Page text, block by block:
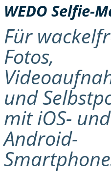
WEDO Selfie-
Für
Fotos,
und
mit iOS- und
Android-